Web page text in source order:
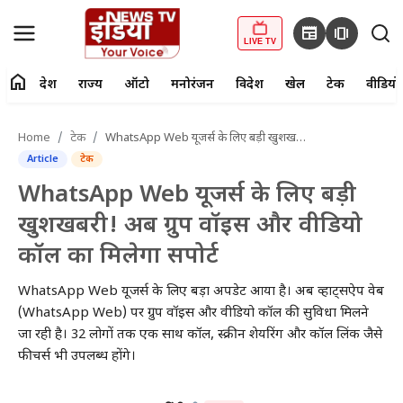
LIVE TV newspaper amp_stories
Home
राज्य
ऑटो
मनोरंजन
home देश राज्य ऑटो मनोरंजन विदेश खेल टेक वीडियो
Home टेक WhatsApp Web यूजर्स के लिए बड़ी खुशखबरी! अब ग्रुप वॉइस और वीडियो कॉल का मिलेगा सपोर्ट
Article टेक
WhatsApp Web यूजर्स के लिए बड़ी
खुशखबरी! अब ग्रुप वॉइस और वीडियो
कॉल का मिलेगा सपोर्ट
WhatsApp Web यूजर्स के लिए बड़ा अपडेट आया है। अब व्हाट्सऐप वेब
(WhatsApp Web) पर ग्रुप वॉइस और वीडियो कॉल की सुविधा मिलने
जा रही है। 32 लोगों तक एक साथ कॉल, स्क्रीन शेयरिंग और कॉल लिंक जैसे
फीचर्स भी उपलब्ध होंगे।